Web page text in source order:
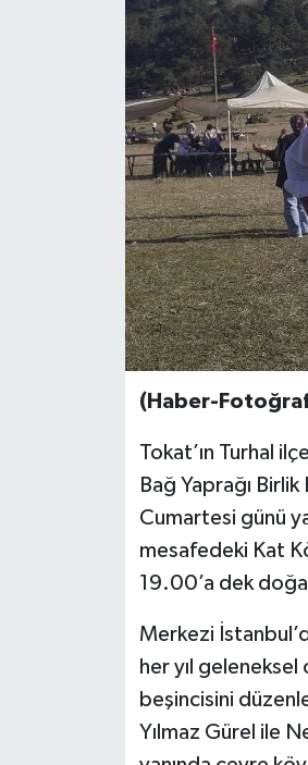
(Haber-
Tokat’ın Turhal
Bağ Yaprağı
Cumartesi günü
mesafedeki Kat
19.00’a dek
Merkezi
her yıl
beşincisini
Yılmaz Gürel ile
Ekonomi
Tokat Haber